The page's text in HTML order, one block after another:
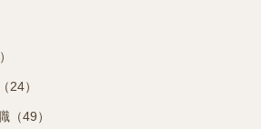
24）
（49）